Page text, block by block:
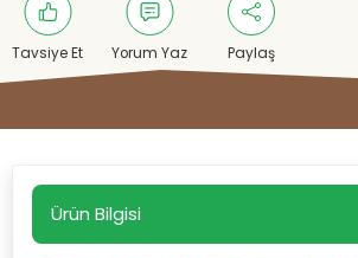
Tavsiye Et Yorum Yaz Paylaş
Ürün Bilgisi